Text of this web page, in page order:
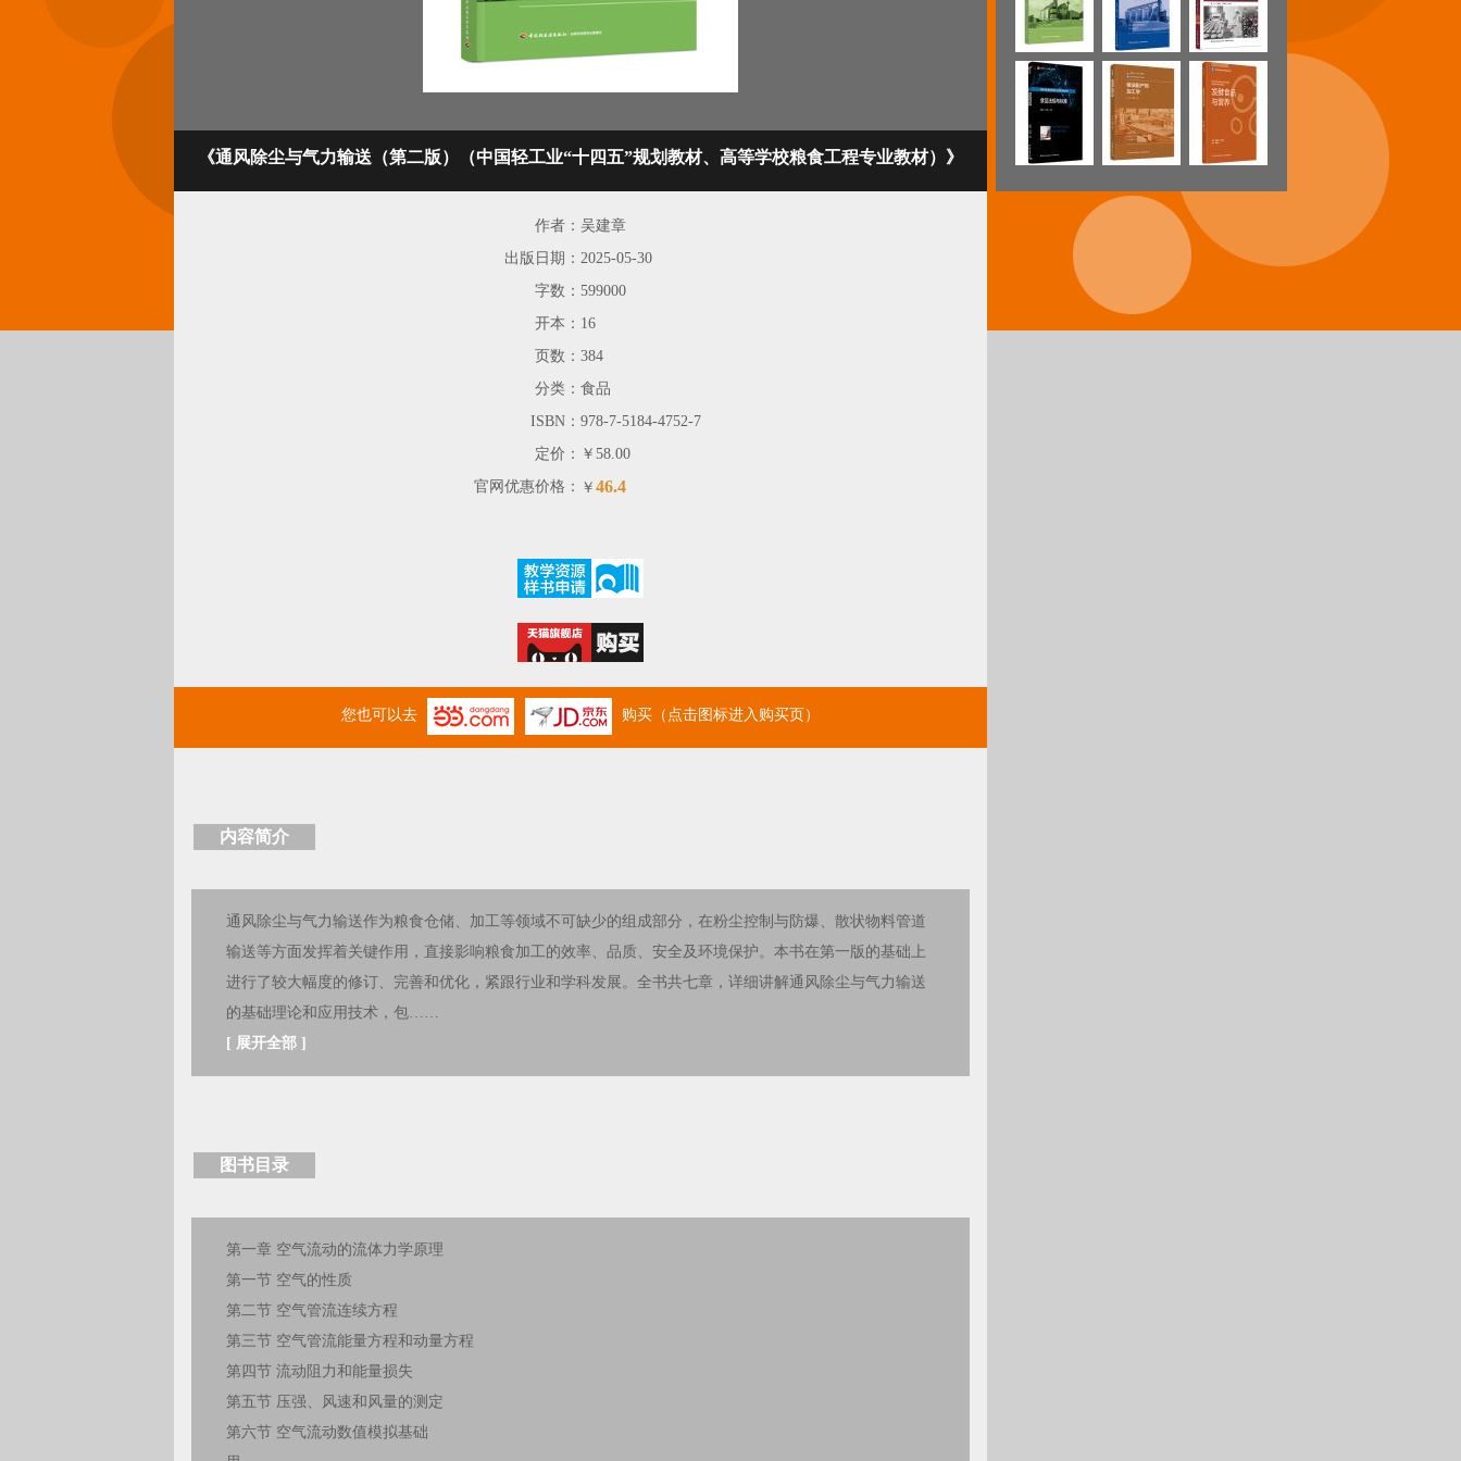
《通风除尘与气力输送（第二版）（中国轻工业“十四五”规划教材、高等学校粮食工程专业教材）》
作者： 吴建章
出版日期： 2025-05-30
字数： 599000
开本： 16
页数： 384
分类： 食品
ISBN： 978-7-5184-4752-7
定价： ￥58.00
官网优惠价格： ￥ 46.4
您也可以去 购买（点击图标进入购买页）
内容简介
通风除尘与气力输送作为粮食仓储、加工等领域不可缺少的组成部分，在粉尘控制与防爆、散状物料管道
输送等方面发挥着关键作用，直接影响粮食加工的效率、品质、安全及环境保护。本书在第一版的基础上
进行了较大幅度的修订、完善和优化，紧跟行业和学科发展。全书共七章，详细讲解通风除尘与气力输送
的基础理论和应用技术，包……
[ 展开全部 ]
图书目录
第一章 空气流动的流体力学原理
第一节 空气的性质
第二节 空气管流连续方程
第三节 空气管流能量方程和动量方程
第四节 流动阻力和能量损失
第五节 压强、风速和风量的测定
第六节 空气流动数值模拟基础